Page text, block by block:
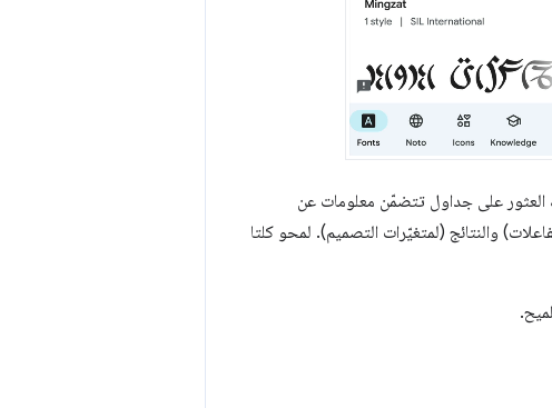
العثور على جداول تتضمّن معلومات عن
والنتائج (لمتغيّرات التصميم). لمحو كلتا